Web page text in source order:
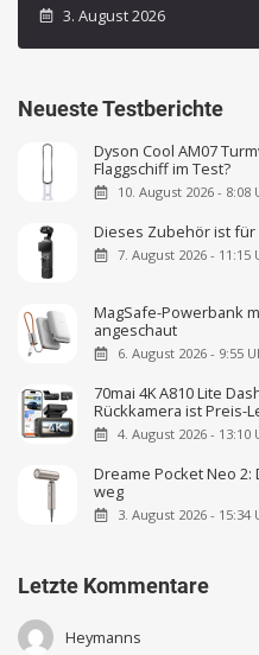
3. August 2026
Neueste Testberichte
Dyson Cool AM07
Flaggschiff im Test?
10. August 2026 - 8:08
Dieses Zubehör ist für
7. August 2026 - 11:15
MagSafe-Powerbank
angeschaut
6. August 2026 - 9:55
70mai 4K A810 Lite
Rückkamera ist Preis-
4. August 2026 - 13:10
Dreame Pocket Neo
weg
3. August 2026 - 15:34
Letzte Kommentare
Heymanns